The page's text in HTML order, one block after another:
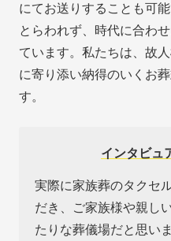
にてお送りすることも可
とらわれず、時代に合わ
ています。私たちは、故
に寄り添い納得のいくお
す。
インタビュ
実際に家族葬のタクセ
だき、ご家族様や親し
たりな葬儀場だと思い